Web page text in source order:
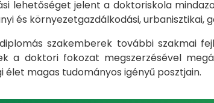
lehetőséget jelent a doktoriskola
és környezetgazdálkodási, urbanisztikai,
szakemberek további szakmai
a doktori fokozat megszerzésével
magas tudományos igényű posztjain.